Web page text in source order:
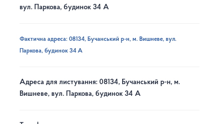
вул. Паркова, будинок 34 А
Фактична адреса: 08134, Бучанський р-н, м. Вишневе, вул.
Паркова, будинок 34 А
Адреса для листування: 08134, Бучанський р-н, м.
Вишневе, вул. Паркова, будинок 34 А